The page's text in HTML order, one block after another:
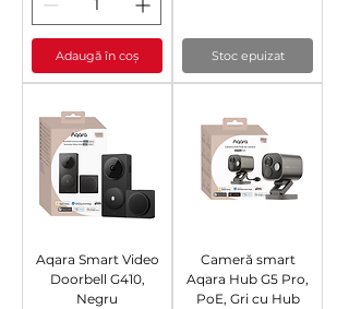
Adaugă în coș Stoc epuizat
Aqara Smart Video
Doorbell G410,
Negru
Cameră smart
Aqara Hub G5 Pro,
PoE, Gri cu Hub